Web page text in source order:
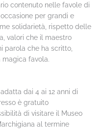
contenuto nelle favole di
per grandi e
solidarietà, rispetto delle
valori che il maestro
parola che ha scritto,
magica favola.
dai 4 ai 12 anni di
è gratuito
di visitare il Museo
al termine